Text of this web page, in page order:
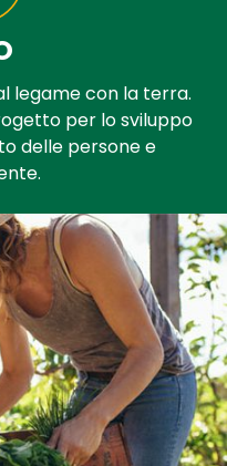
legame con la terra.
per lo sviluppo
delle persone e